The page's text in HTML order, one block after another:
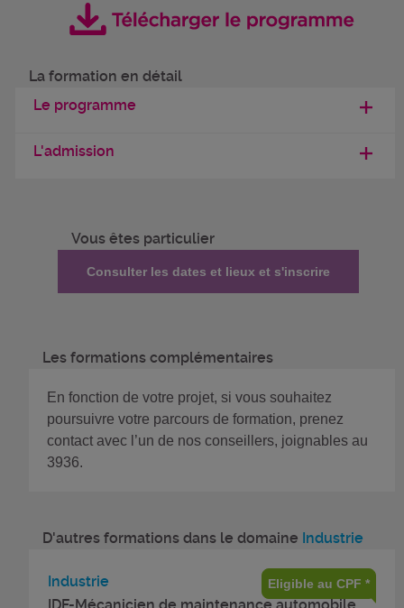
La formation en détail
Le programme
L'admission
Vous êtes particulier
Consulter les dates et lieux et s'inscrire
Les formations complémentaires
En fonction de votre projet, si vous souhaitez
poursuivre votre parcours de formation, prenez
contact avec l’un de nos conseillers, joignables au
3936.
D'autres formations dans le domaine Industrie
Industrie
Eligible au CPF *